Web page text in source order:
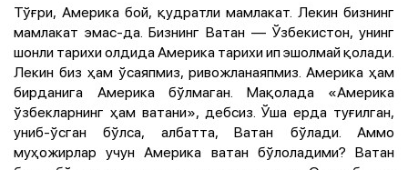
Тўғри, Америка бой, қудратли мамлакат. Лекин бизнинг
мамлакат эмас-да. Бизнинг ­Ватан — Ўзбекистон, унинг
шонли тарихи олдида Америка тарихи ип эшолмай қолади.
Лекин биз ҳам ўсаяпмиз, ривожланаяпмиз. Америка ҳам
бирданига Америка бўлмаган. Мақолада «Америка
ўзбекларнинг ҳам ватани», дебсиз. Ўша ерда туғилган,
униб-ўсган бўлса, албатта, Ватан бўлади. Аммо
муҳожирлар учун Америка ватан бўлоладими? Ватан